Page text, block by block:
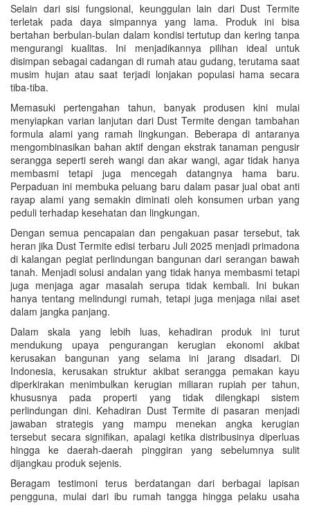
Selain dari sisi fungsional, keunggulan lain dari Dust Termite
terletak pada daya simpannya yang lama. Produk ini bisa
bertahan berbulan-bulan dalam kondisi tertutup dan kering tanpa
mengurangi kualitas. Ini menjadikannya pilihan ideal untuk
disimpan sebagai cadangan di rumah atau gudang, terutama saat
musim hujan atau saat terjadi lonjakan populasi hama secara
tiba-tiba.
Memasuki pertengahan tahun, banyak produsen kini mulai
menyiapkan varian lanjutan dari Dust Termite dengan tambahan
formula alami yang ramah lingkungan. Beberapa di antaranya
mengombinasikan bahan aktif dengan ekstrak tanaman pengusir
serangga seperti sereh wangi dan akar wangi, agar tidak hanya
membasmi tetapi juga mencegah datangnya hama baru.
Perpaduan ini membuka peluang baru dalam pasar jual obat anti
rayap alami yang semakin diminati oleh konsumen urban yang
peduli terhadap kesehatan dan lingkungan.
Dengan semua pencapaian dan pengakuan pasar tersebut, tak
heran jika Dust Termite edisi terbaru Juli 2025 menjadi primadona
di kalangan pegiat perlindungan bangunan dari serangan bawah
tanah. Menjadi solusi andalan yang tidak hanya membasmi tetapi
juga menjaga agar masalah serupa tidak kembali. Ini bukan
hanya tentang melindungi rumah, tetapi juga menjaga nilai aset
dalam jangka panjang.
Dalam skala yang lebih luas, kehadiran produk ini turut
mendukung upaya pengurangan kerugian ekonomi akibat
kerusakan bangunan yang selama ini jarang disadari. Di
Indonesia, kerusakan struktur akibat serangga pemakan kayu
diperkirakan menimbulkan kerugian miliaran rupiah per tahun,
khususnya pada properti yang tidak dilengkapi sistem
perlindungan dini. Kehadiran Dust Termite di pasaran menjadi
jawaban strategis yang mampu menekan angka kerugian
tersebut secara signifikan, apalagi ketika distribusinya diperluas
hingga ke daerah-daerah pinggiran yang sebelumnya sulit
dijangkau produk sejenis.
Beragam testimoni terus berdatangan dari berbagai lapisan
pengguna, mulai dari ibu rumah tangga hingga pelaku usaha